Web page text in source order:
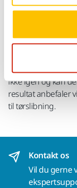
Microstar er en
mattering og
Rygmaterialet i
fleksibel end med
en fin
ikke igen og kan
resultat anbefaler
til tørslibning.
Kontakt os
Vil du gerne